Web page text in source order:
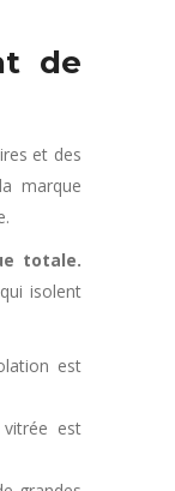
de
et des
marque
totale.
isolent
est
est